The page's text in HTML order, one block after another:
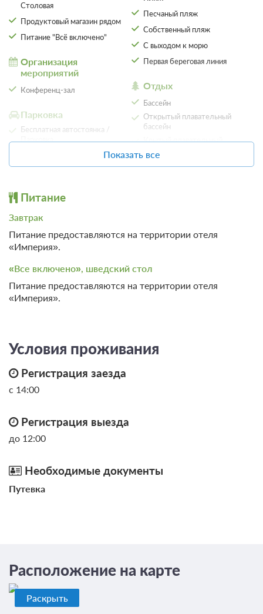
Скидка для постоянных клиентов "Алеан":
Проживание, обслуживание по пакету Все
от 4 770
Трехразовое питание (шведский стол)
Требуется предоплата
ЗА НОЧЬ ДЛЯ 1 ГОСТЯ
Люкс 2-комнатный 2-местный
Скидка для постоянных клиентов "Алеан":
Проживание, обслуживание по пакету Все
Трехразовое питание (шведский стол)
Требуется предоплата
Столовая
Продуктовый магазин рядом
Питание "Всё включено"
Организация
мероприятий
Конференц-зал
Парковка
Бесплатная автостоянка /
Парковка
Детям
Няня / Услуги по уходу за
детьми
Детский бассейн
Игровая комната
Спорт
Песчаный пляж
Собственный пляж
С выходом к морю
Первая береговая линия
Отдых
Бассейн
Открытый плавательный
бассейн
Крытый плавательный
Аквапарк
Сауна
Показать все
Питание
Завтрак
Питание предоставляются на территории отеля
«Империя».
«Все включено», шведский стол
Питание предоставляются на территории отеля
«Империя».
Условия проживания
Регистрация заезда
с 14:00
Регистрация выезда
до 12:00
Необходимые документы
Путевка
Расположение на карте
Раскрыть